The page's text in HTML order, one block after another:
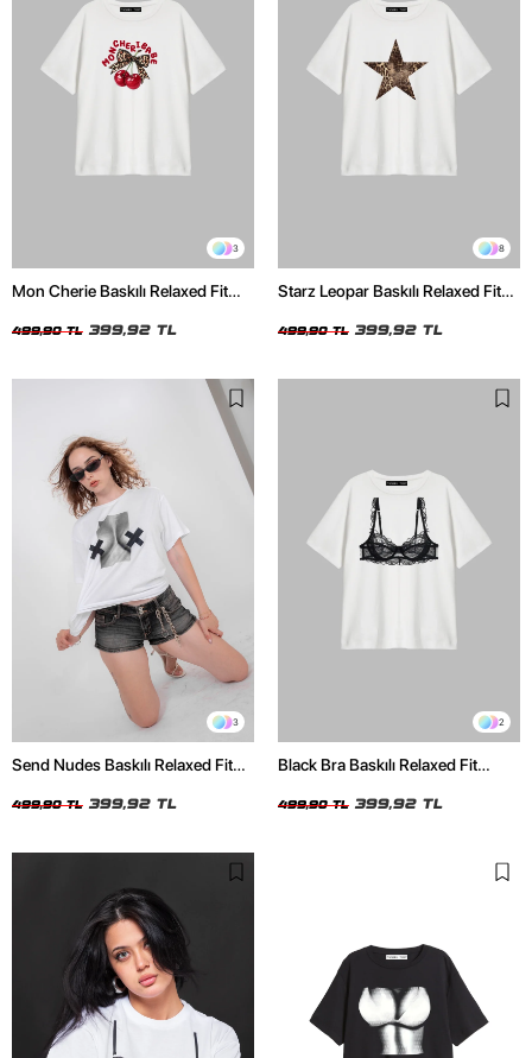
3
Mon Cherie Baskılı Relaxed Fit
499,90 TL 399,92 TL
8
Starz Leopar Baskılı Relaxed Fit
499,90 TL 399,92 TL
3
Send Nudes Baskılı Relaxed Fit
499,90 TL 399,92 TL
2
Black Bra Baskılı Relaxed Fit
499,90 TL 399,92 TL